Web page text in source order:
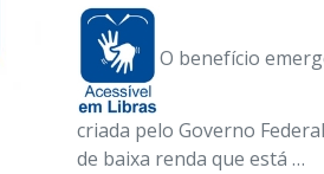
O benefício
criada pelo Governo
de baixa renda que está …